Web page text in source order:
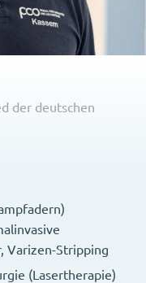
der deutschen
Varizen-Stripping
(Lasertherapie)